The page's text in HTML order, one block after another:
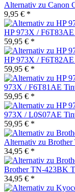
Alternativ zu Canon
9,95 € *
HP 973X /
59,95 € *
HP 973X / F6T82AE
59,95 € *
973X / F6T81AE
59,95 € *
973X / L0S07AE
59,95 € *
Alternativ zu
34,95 € *
Brother TN-423BK
34,95 € *